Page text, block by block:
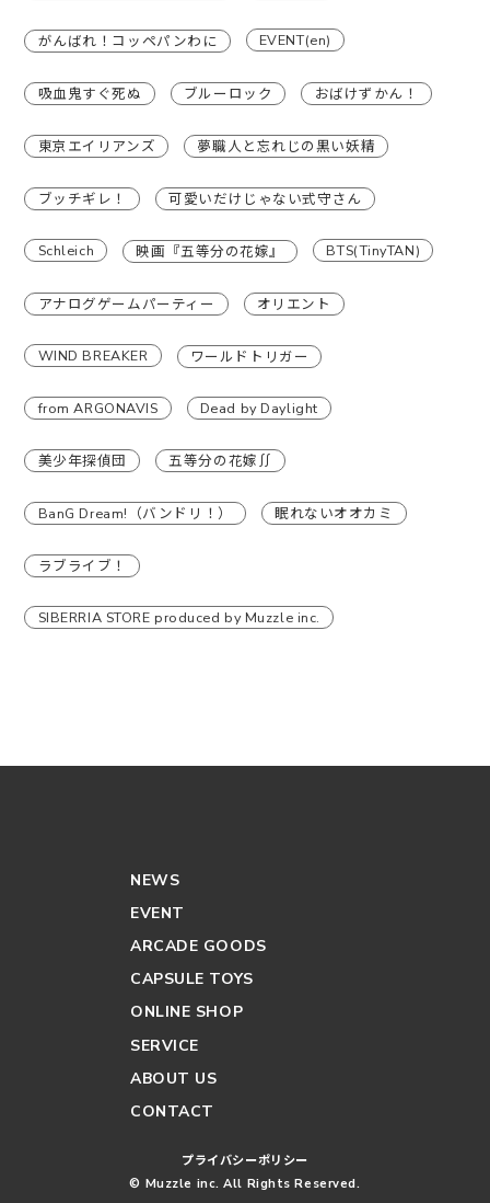
がんばれ！コッペパンわに EVENT(en)
吸血鬼すぐ死ぬ ブルーロック おばけずかん！
東京エイリアンズ 夢職人と忘れじの黒い妖精
ブッチギレ！ 可愛いだけじゃない式守さん
Schleich 映画『五等分の花嫁』 BTS(TinyTAN)
アナログゲームパーティー オリエント
WIND BREAKER ワールドトリガー
from ARGONAVIS Dead by Daylight
美少年探偵団 五等分の花嫁∬
BanG Dream!（バンドリ！） 眠れないオオカミ
ラブライブ！
SIBERRIA STORE produced by Muzzle inc.
NEWS
EVENT
ARCADE GOODS
CAPSULE TOYS
ONLINE SHOP
SERVICE
ABOUT US
CONTACT
プライバシーポリシー
© Muzzle inc. All Rights Reserved.